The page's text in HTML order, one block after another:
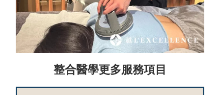
整合醫學更多服務項目